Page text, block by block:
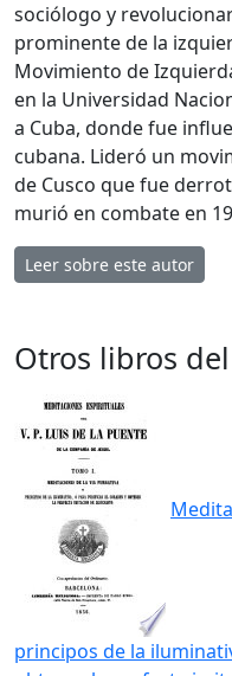
sociólogo y
prominente de la
Movimiento de
en la Universidad
a Cuba, donde fue
cubana. Lideró un
de Cusco que fue
murió en combate en
Leer sobre este autor
Otros libros
principos de la